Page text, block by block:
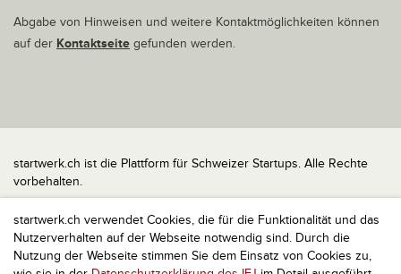
startwerk.ch verwendet Cookies, die für die Funktionalität und das
Nutzerverhalten auf der Webseite notwendig sind. Durch die
Nutzung der Webseite stimmen Sie dem Einsatz von Cookies zu,
Abgabe von Hinweisen und weitere Kontaktmöglichkeiten können
auf der Kontaktseite gefunden werden.
startwerk.ch ist die Plattform für Schweizer Startups. Alle Rechte
vorbehalten.
Impressum
Kontakt
nach oben